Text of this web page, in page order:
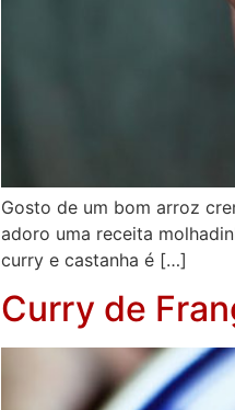
Gosto de um bom arroz
adoro uma receita
curry e castanha é […]
Curry de